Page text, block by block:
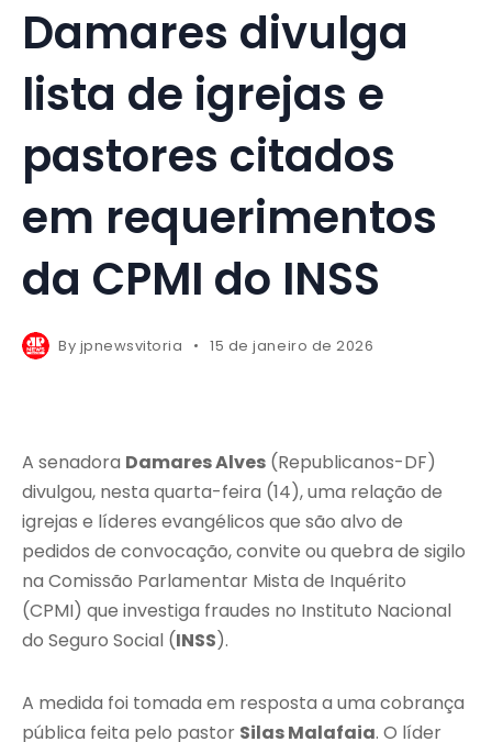
Damares divulga
lista de igrejas e
pastores citados
em requerimentos
da CPMI do INSS
By jpnewsvitoria 15 de janeiro de 2026
A senadora Damares Alves (Republicanos-DF)
divulgou, nesta quarta-feira (14), uma relação de
igrejas e líderes evangélicos que são alvo de
pedidos de convocação, convite ou quebra de sigilo
na Comissão Parlamentar Mista de Inquérito
(CPMI) que investiga fraudes no Instituto Nacional
do Seguro Social (INSS).
A medida foi tomada em resposta a uma cobrança
pública feita pelo pastor Silas Malafaia. O líder